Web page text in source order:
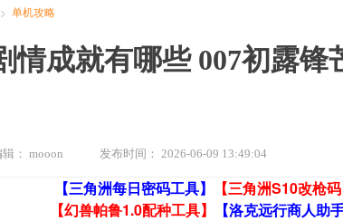
单机攻略
情成就有哪些 007初露
： mooon 发布时间： 2026-06-09 13:49:04
【三角洲每日密码工具】
【三角洲S10改枪码
【幻兽帕鲁1.0配种工具】
【洛克远行商人助手